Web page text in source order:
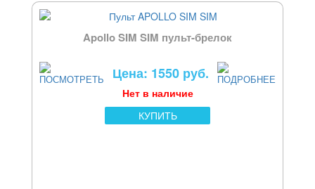
Apollo SIM SIM пульт-брелок
Цена: 1550 руб.
Нет в наличие
КУПИТЬ